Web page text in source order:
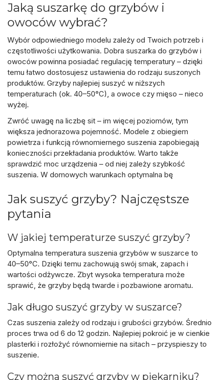
Jaką suszarkę do grzybów i
owoców wybrać?
Wybór odpowiedniego modelu zależy od Twoich potrzeb i
częstotliwości użytkowania. Dobra suszarka do grzybów i
owoców powinna posiadać regulację temperatury – dzięki
temu łatwo dostosujesz ustawienia do rodzaju suszonych
produktów. Grzyby najlepiej suszyć w niższych
temperaturach (ok. 40–50°C), a owoce czy mięso – nieco
wyżej.
Zwróć uwagę na liczbę sit – im więcej poziomów, tym
większa jednorazowa pojemność. Modele z obiegiem
powietrza i funkcją równomiernego suszenia zapobiegają
konieczności przekładania produktów. Warto także
sprawdzić moc urządzenia – od niej zależy szybkość
suszenia. W domowych warunkach optymalna bę
Jak suszyć grzyby? Najczęstsze
pytania
W jakiej temperaturze suszyć grzyby?
Optymalna temperatura suszenia grzybów w suszarce to
40–50°C. Dzięki temu zachowują swój smak, zapach i
wartości odżywcze. Zbyt wysoka temperatura może
sprawić, że grzyby będą twarde i pozbawione aromatu.
Jak długo suszyć grzyby w suszarce?
Czas suszenia zależy od rodzaju i grubości grzybów. Średnio
proces trwa od 6 do 12 godzin. Najlepiej pokroić je w cienkie
plasterki i rozłożyć równomiernie na sitach – przyspieszy to
suszenie.
Czy można suszyć grzyby w piekarniku?